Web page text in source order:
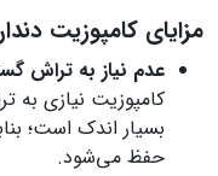
مزایای کامپوزیت
عدم نیاز به تراش
کامپوزیت نیازی به
بسیار اندک است؛
حفظ می‌شود.